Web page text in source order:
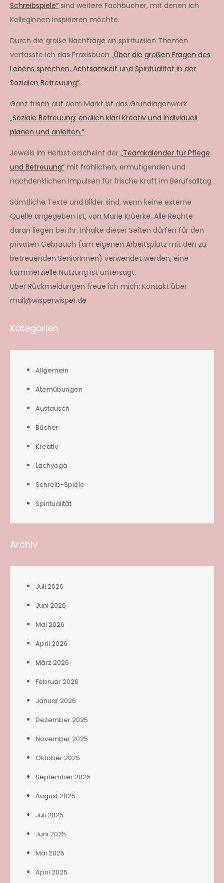
Schreibspiele“ sind weitere Fachbücher, mit denen ich
KollegInnen inspirieren möchte.
Durch die große Nachfrage an spirituellen Themen
verfasste ich das Praxisbuch „Über die großen Fragen des
Lebens sprechen. Achtsamkeit und Spiritualität in der
Sozialen Betreuung“.
Ganz frisch auf dem Markt ist das Grundlagenwerk
„Soziale Betreuung: endlich klar! Kreativ und individuell
planen und anleiten.“
Jeweils im Herbst erscheint der „Teamkalender für Pflege
und Betreuung“ mit fröhlichen, ermutigenden und
nachdenklichen Impulsen für frische Kraft im Berufsalltag.
Sämtliche Texte und Bilder sind, wenn keine externe
Quelle angegeben ist, von Marie Krüerke. Alle Rechte
daran liegen bei ihr. Inhalte dieser Seiten dürfen für den
privaten Gebrauch (am eigenen Arbeitsplatz mit den zu
betreuenden SeniorInnen) verwendet werden, eine
kommerzielle Nutzung ist untersagt.
Über Rückmeldungen freue ich mich: Kontakt über
mail@wisperwisper.de
Kategorien
Allgemein
Atemübungen
Austausch
Bücher
Kreativ
Lachyoga
Schreib-Spiele
Spiritualität
Archiv
Juli 2026
Juni 2026
Mai 2026
April 2026
März 2026
Februar 2026
Januar 2026
Dezember 2025
November 2025
Oktober 2025
September 2025
August 2025
Juli 2025
Juni 2025
Mai 2025
April 2025